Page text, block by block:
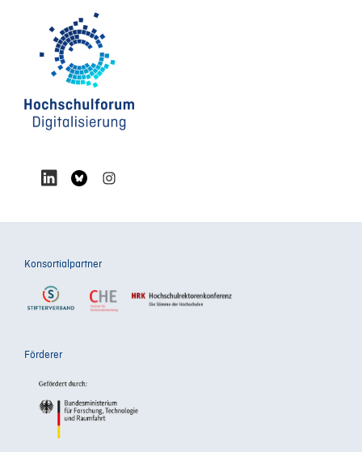
Konsortialpartner
Förderer